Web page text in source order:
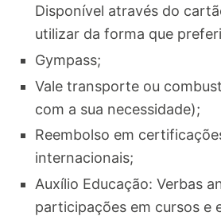
Disponível através do
utilizar da forma que
Gympass;
Vale transporte ou
com a sua necessidade);
Reembolso em
internacionais;
Auxílio Educação: Verbas
participações em cursos e